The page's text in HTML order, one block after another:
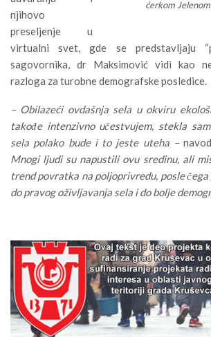
ćerkom
njihovo
preseljenje u
virtualni svet, gde se predstavljaju
sagovornika, dr Maksimović vidi kao
razloga za turobne demografske posledice.
– Obilazeći ovdašnja sela u okviru
takođe intenzivno učestvujem, stekla
sela polako bude i to jeste uteha –
Mnogi ljudi su napustili ovu sredinu, ali
trend povratka na poljoprivredu, posle čega
do pravog oživljavanja sela i do bolje